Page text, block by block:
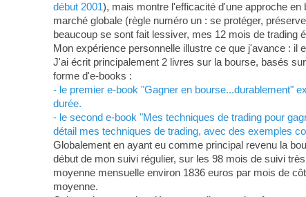
début 2001), mais montre l'efficacité d'une approche
marché globale (règle numéro un : se protéger,
beaucoup se sont fait lessiver, mes 12 mois de trading
Mon expérience personnelle illustre ce que j'avance : il
J'ai écrit principalement 2 livres sur la bourse, basés
forme d'e-books :
- le premier e-book "Gagner en bourse...durablement"
durée.
- le second e-book "Mes techniques de trading pour
détail mes techniques de trading, avec des exemples
Globalement en ayant eu comme principal revenu la
début de mon suivi régulier, sur les 98 mois de suivi
moyenne mensuelle environ 1836 euros par mois de
moyenne.